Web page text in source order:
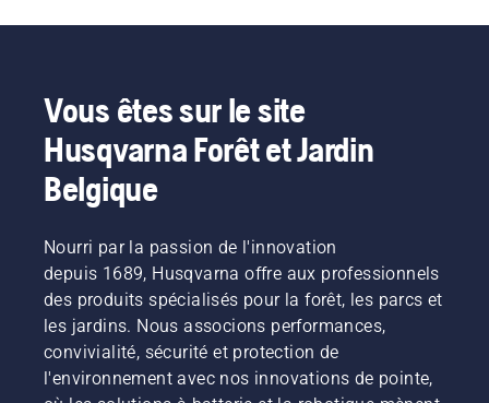
Vous êtes sur le site
Husqvarna Forêt et Jardin
Belgique
Nourri par la passion de l'innovation
depuis 1689, Husqvarna offre aux professionnels
des produits spécialisés pour la forêt, les parcs et
les jardins. Nous associons performances,
convivialité, sécurité et protection de
l'environnement avec nos innovations de pointe,